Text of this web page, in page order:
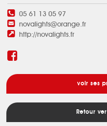
05 61 13 05 97
novalights@orange.fr
http://novalights.fr
voir ses
Retour